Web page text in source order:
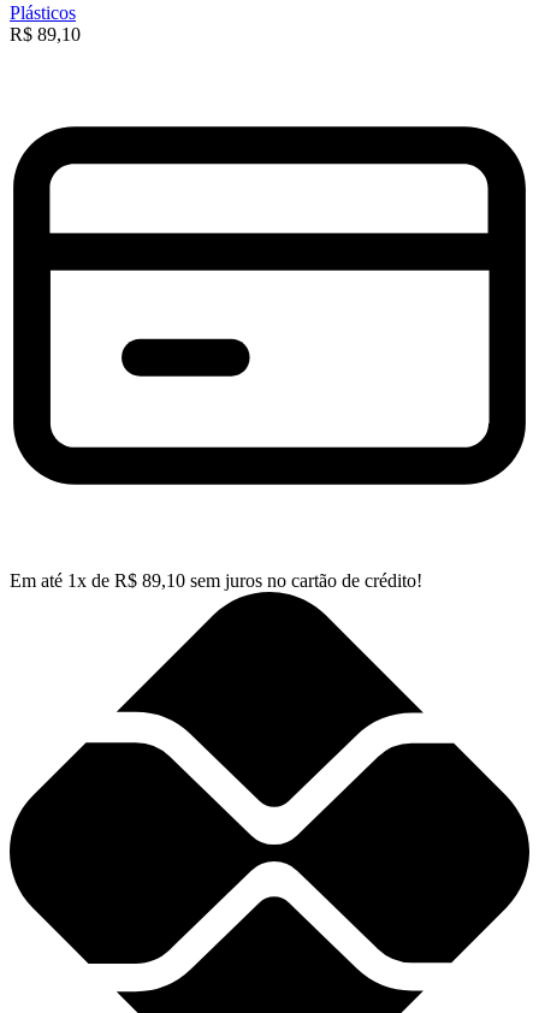
Plásticos
R$ 89,10
Em até 1x de R$ 89,10 sem juros no cartão de crédito!